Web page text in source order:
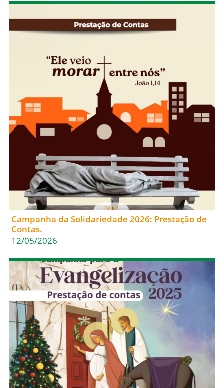
Campanha da Solidariedade 2026: Prestação de
Contas.
12/05/2026